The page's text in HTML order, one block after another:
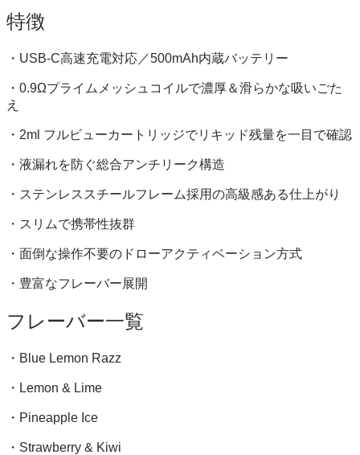
特徴
・USB-C高速充電対応／500mAh内蔵バッテリー
・0.9Ωプライムメッシュコイルで濃厚＆滑らかな吸いごた
え
・2ml フルビューカートリッジでリキッド残量を一目で確認
・液漏れを防ぐ総合アンチリーク構造
・ステンレススチールフレーム採用の高級感ある仕上がり
・スリムで携帯性抜群
・面倒な操作不要のドローアクティベーション方式
・豊富なフレーバー展開
フレーバー一覧
・Blue Lemon Razz
・Lemon & Lime
・Pineapple Ice
・Strawberry & Kiwi